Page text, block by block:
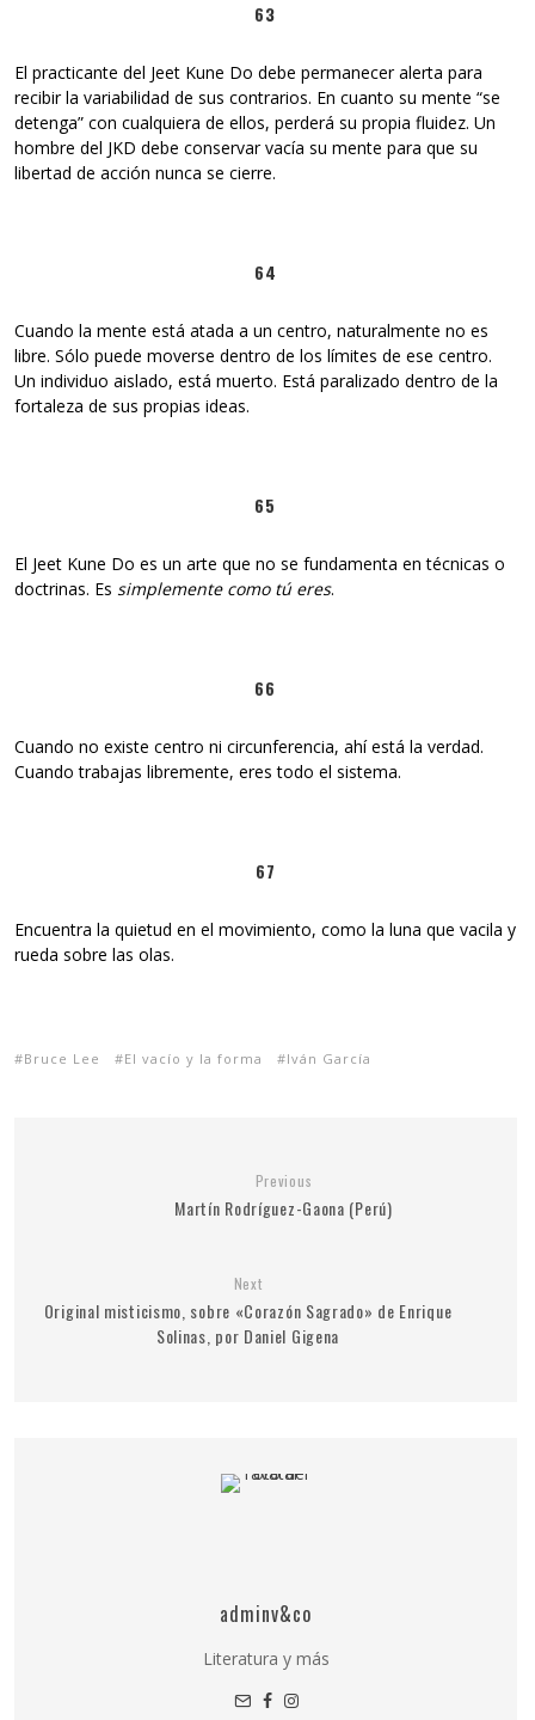
63
El practicante del Jeet Kune Do debe permanecer alerta para
recibir la variabilidad de sus contrarios. En cuanto su mente “se
detenga” con cualquiera de ellos, perderá su propia fluidez. Un
hombre del JKD debe conservar vacía su mente para que su
libertad de acción nunca se cierre.
64
Cuando la mente está atada a un centro, naturalmente no es
libre. Sólo puede moverse dentro de los límites de ese centro.
Un individuo aislado, está muerto. Está paralizado dentro de la
fortaleza de sus propias ideas.
65
El Jeet Kune Do es un arte que no se fundamenta en técnicas o
doctrinas. Es simplemente como tú eres.
66
Cuando no existe centro ni circunferencia, ahí está la verdad.
Cuando trabajas libremente, eres todo el sistema.
67
Encuentra la quietud en el movimiento, como la luna que vacila y
rueda sobre las olas.
Bruce Lee El vacío y la forma Iván García
Previous
Martín Rodríguez-Gaona (Perú)
Next
Original misticismo, sobre «Corazón Sagrado» de Enrique
Solinas, por Daniel Gigena
adminv&co
Literatura y más